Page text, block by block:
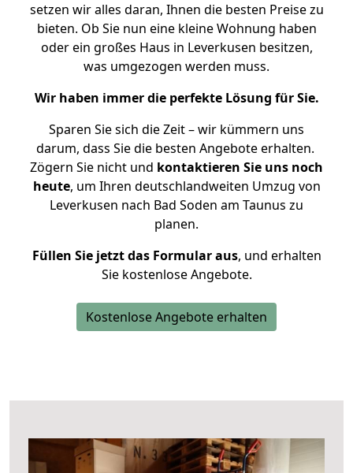
setzen wir alles daran, Ihnen die besten Preise zu
bieten. Ob Sie nun eine kleine Wohnung haben
oder ein großes Haus in Leverkusen besitzen,
was umgezogen werden muss.
Wir haben immer die perfekte Lösung für Sie.
Sparen Sie sich die Zeit – wir kümmern uns
darum, dass Sie die besten Angebote erhalten.
Zögern Sie nicht und kontaktieren Sie uns noch
heute, um Ihren deutschlandweiten Umzug von
Leverkusen nach Bad Soden am Taunus zu
planen.
Füllen Sie jetzt das Formular aus, und erhalten
Sie kostenlose Angebote.
Kostenlose Angebote erhalten